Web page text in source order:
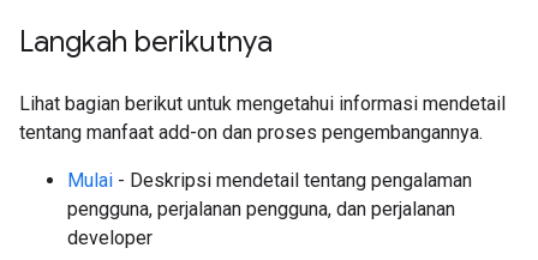
Langkah berikutnya
Lihat bagian berikut untuk mengetahui informasi mendetail
tentang manfaat add-on dan proses pengembangannya.
Mulai - Deskripsi mendetail tentang pengalaman
pengguna, perjalanan pengguna, dan perjalanan
developer